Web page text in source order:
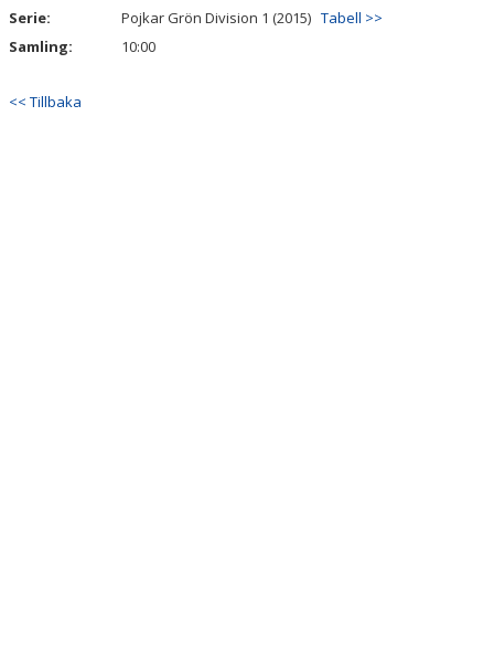
BILDGALLERI
DOKUMENT
KONTAKT
Serie:
Pojkar Grön Division 1 (2015) Tabell >>
Samling:
10:00
<< Tillbaka